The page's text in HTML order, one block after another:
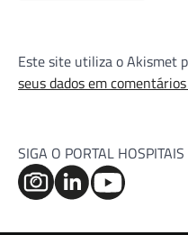
Este site utiliza o Akismet
seus dados em
SIGA O PORTAL